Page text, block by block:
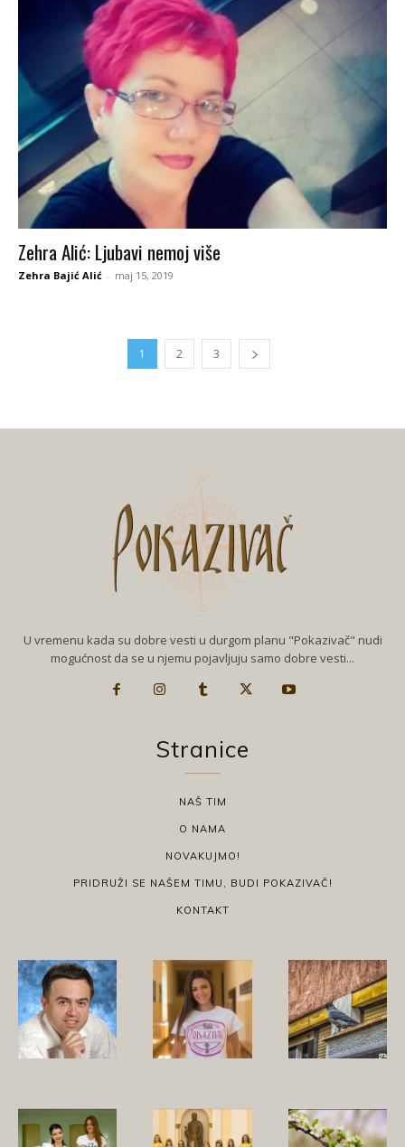
Zehra Alić: Ljubavi nemoj više
Zehra Bajić Alić - maj 15, 2019
1 2 3
U vremenu kada su dobre vesti u durgom planu "Pokazivač" nudi
mogućnost da se u njemu pojavljuju samo dobre vesti...
Stranice
NAŠ TIM
O NAMA
NOVAKUJMO!
PRIDRUŽI SE NAŠEM TIMU, BUDI POKAZIVAČ!
KONTAKT